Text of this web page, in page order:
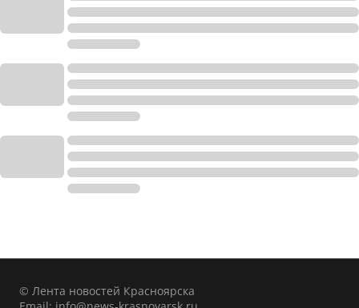
© Лента новостей Красноярска